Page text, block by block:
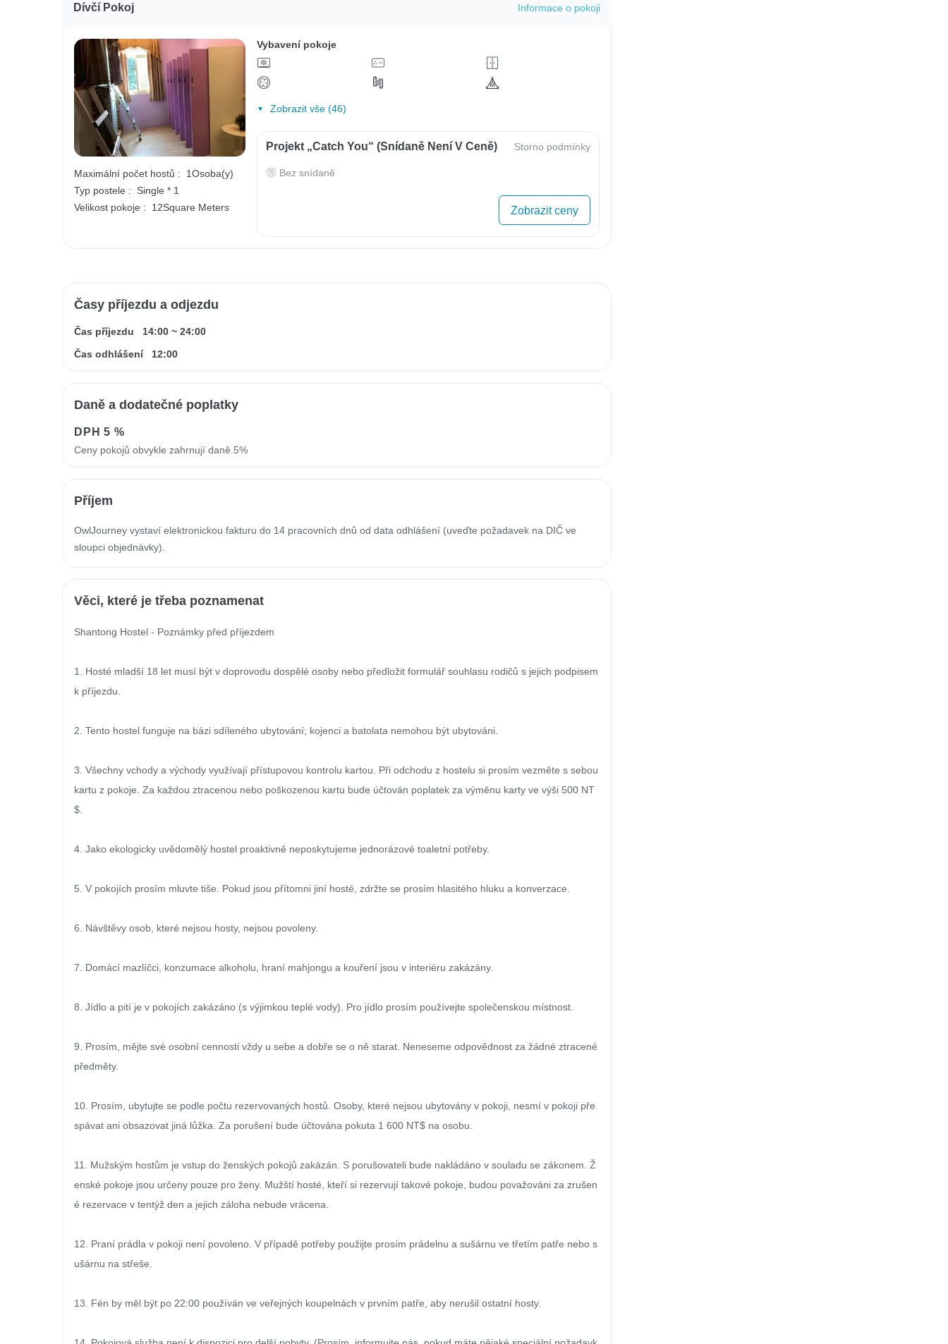
Dívčí Pokoj Informace o pokoji
Maximální počet hostů :
1Osoba(y)
Typ postele :
Single * 1
Velikost pokoje :
12Square Meters
Vybavení pokoje
Zobrazit vše (46)
Projekt „Catch You“ (Snídaně Není V Ceně) Storno podmínky
Bez snídaně
Zobrazit ceny
Časy příjezdu a odjezdu
Čas příjezdu 14:00 ~ 24:00
Čas odhlášení
12:00
Daně a dodatečné poplatky
DPH5 %
Ceny pokojů obvykle zahrnují daně.5%
Příjem
OwlJourney vystaví elektronickou fakturu do 14 pracovních dnů od data odhlášení (uveďte požadavek na DIČ ve
sloupci objednávky).
Věci, které je třeba poznamenat
Shantong Hostel - Poznámky před příjezdem
1. Hosté mladší 18 let musí být v doprovodu dospělé osoby nebo předložit formulář souhlasu rodičů s jejich podpisem
k příjezdu.
2. Tento hostel funguje na bázi sdíleného ubytování; kojenci a batolata nemohou být ubytováni.
3. Všechny vchody a východy využívají přístupovou kontrolu kartou. Při odchodu z hostelu si prosím vezměte s sebou
kartu z pokoje. Za každou ztracenou nebo poškozenou kartu bude účtován poplatek za výměnu karty ve výši 500 NT
$.
4. Jako ekologicky uvědomělý hostel proaktivně neposkytujeme jednorázové toaletní potřeby.
5. V pokojích prosím mluvte tiše. Pokud jsou přítomni jiní hosté, zdržte se prosím hlasitého hluku a konverzace.
6. Návštěvy osob, které nejsou hosty, nejsou povoleny.
7. Domácí mazlíčci, konzumace alkoholu, hraní mahjongu a kouření jsou v interiéru zakázány.
8. Jídlo a pití je v pokojích zakázáno (s výjimkou teplé vody). Pro jídlo prosím používejte společenskou místnost.
9. Prosím, mějte své osobní cennosti vždy u sebe a dobře se o ně starat. Neneseme odpovědnost za žádné ztracené
předměty.
10. Prosím, ubytujte se podle počtu rezervovaných hostů. Osoby, které nejsou ubytovány v pokoji, nesmí v pokoji pře
spávat ani obsazovat jiná lůžka. Za porušení bude účtována pokuta 1 600 NT$ na osobu.
11. Mužským hostům je vstup do ženských pokojů zakázán. S porušovateli bude nakládáno v souladu se zákonem. Ž
enské pokoje jsou určeny pouze pro ženy. Mužští hosté, kteří si rezervují takové pokoje, budou považováni za zrušen
é rezervace v tentýž den a jejich záloha nebude vrácena.
12. Praní prádla v pokoji není povoleno. V případě potřeby použijte prosím prádelnu a sušárnu ve třetím patře nebo s
ušárnu na střeše.
13. Fén by měl být po 22:00 používán ve veřejných koupelnách v prvním patře, aby nerušil ostatní hosty.